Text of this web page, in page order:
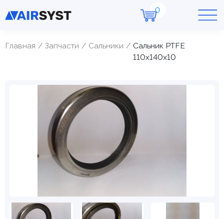
Главная Запчасти Cальники
Сальник PTFE
110х140х10